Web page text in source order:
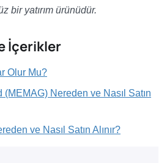
bir yatırım ürünüdür.
İçerikler
Olur Mu?
(MEMAG) Nereden ve Nasıl Satın
ve Nasıl Satın Alınır?